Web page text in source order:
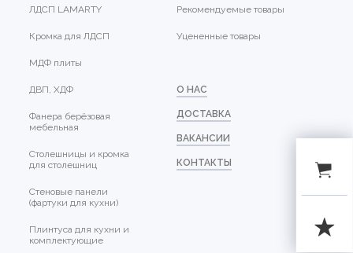
ЛДСП LAMARTY
Кромка для ЛДСП
МДФ плиты
ДВП, ХДФ
Фанера берёзовая
мебельная
Столешницы и кромка
для столешниц
Стеновые панели
(фартуки для кухни)
Плинтуса для кухни и
комплектующие
Рекомендуемые товары
Уцененные товары
О НАС
ДОСТАВКА
ВАКАНСИИ
КОНТАКТЫ